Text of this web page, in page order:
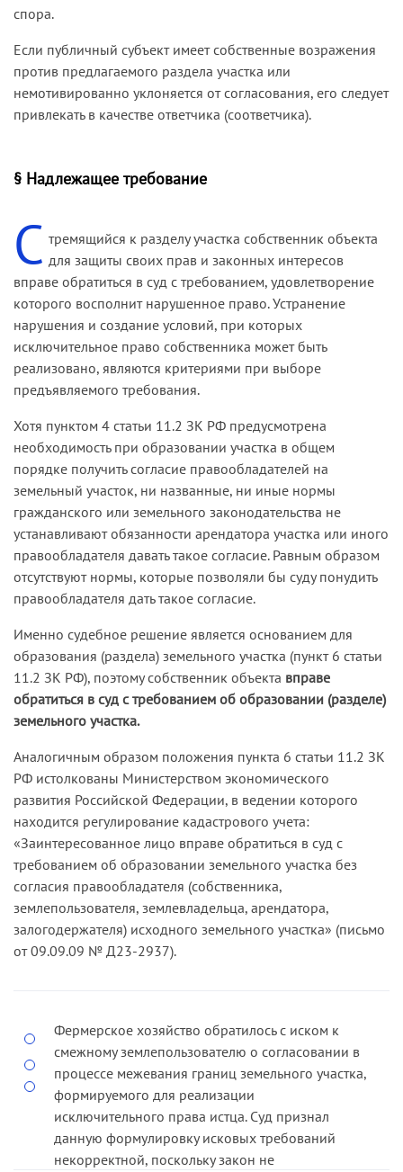
спора.
Если публичный субъект имеет собственные возражения
против предлагаемого раздела участка или
немотивированно уклоняется от согласования, его следует
привлекать в качестве ответчика (соответчика).
§ Надлежащее требование
С тремящийся к разделу участка собственник объекта
для защиты своих прав и законных интересов
вправе обратиться в суд с требованием, удовлетворение
которого восполнит нарушенное право. Устранение
нарушения и создание условий, при которых
исключительное право собственника может быть
реализовано, являются критериями при выборе
предъявляемого требования.
Хотя пунктом 4 статьи 11.2 ЗК РФ предусмотрена
необходимость при образовании участка в общем
порядке получить согласие правообладателей на
земельный участок, ни названные, ни иные нормы
гражданского или земельного законодательства не
устанавливают обязанности арендатора участка или иного
правообладателя давать такое согласие. Равным образом
отсутствуют нормы, которые позволяли бы суду понудить
правообладателя дать такое согласие.
Именно судебное решение является основанием для
образования (раздела) земельного участка (пункт 6 статьи
11.2 ЗК РФ), поэтому собственник объекта вправе
обратиться в суд с требованием об образовании (разделе)
земельного участка.
Аналогичным образом положения пункта 6 статьи 11.2 ЗК
РФ истолкованы Министерством экономического
развития Российской Федерации, в ведении которого
находится регулирование кадастрового учета:
«Заинтересованное лицо вправе обратиться в суд с
требованием об образовании земельного участка без
согласия правообладателя (собственника,
землепользователя, землевладельца, арендатора,
залогодержателя) исходного земельного участка» (письмо
от 09.09.09 № Д23-2937).
Фермерское хозяйство обратилось с иском к
смежному землепользователю о согласовании в
процессе межевания границ земельного участка,
формируемого для реализации
исключительного права истца. Суд признал
данную формулировку исковых требований
некорректной, поскольку закон не